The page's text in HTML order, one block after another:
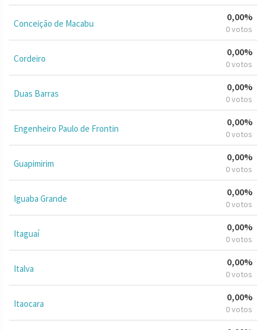
Conceição de Macabu
0,00%
0 votos
Cordeiro
0,00%
0 votos
Duas Barras
0,00%
0 votos
Engenheiro Paulo de Frontin
0,00%
0 votos
Guapimirim
0,00%
0 votos
Iguaba Grande
0,00%
0 votos
Itaguaí
0,00%
0 votos
Italva
0,00%
0 votos
Itaocara
0,00%
0 votos